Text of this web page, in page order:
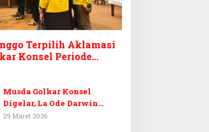
Terpilih Aklamasi
Konsel Periode
Musda Golkar Konsel
Digelar, La Ode Darwin
Tekankan Soliditas Kader
29 Maret 2026